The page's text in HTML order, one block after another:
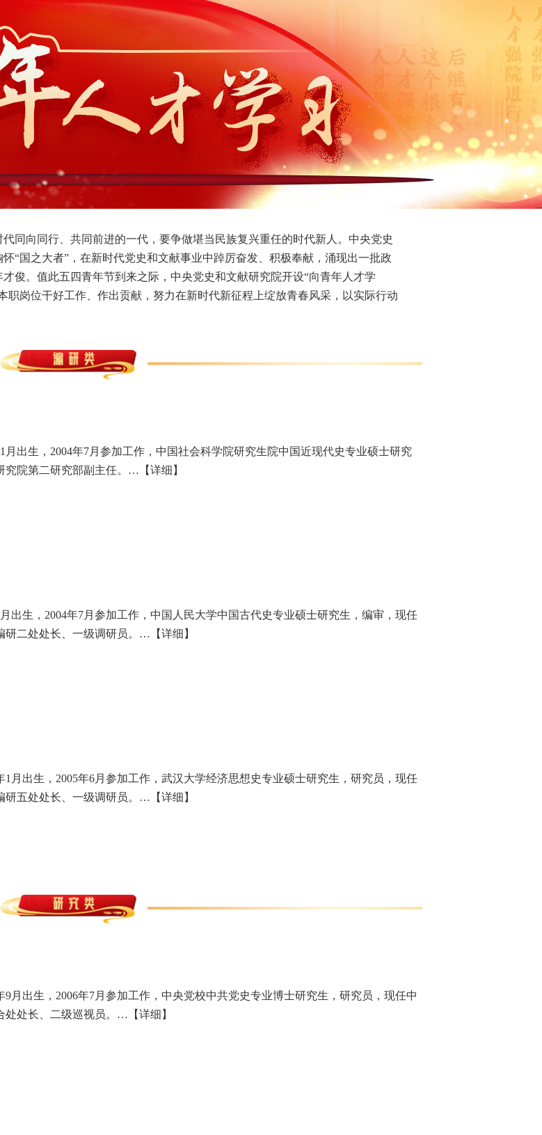
同向同行、共同前进的一代，要争做堪当民族复兴重任的时代新人。中央党史
“国之大者”，在新时代党史和文献事业中踔厉奋发、积极奉献，涌现出一批政
俊。值此五四青年节到来之际，中央党史和文献研究院开设“向青年人才学
职岗位干好工作、作出贡献，努力在新时代新征程上绽放青春风采，以实际行动
月出生，2004年7月参加工作，中国社会科学院研究生院中国近现代史专业硕士研究
究院第二研究部副主任。… 【详细】
出生，2004年7月参加工作，中国人民大学中国古代史专业硕士研究生，编审，现任
研二处处长、一级调研员。… 【详细】
1月出生，2005年6月参加工作，武汉大学经济思想史专业硕士研究生，研究员，现任
研五处处长、一级调研员。… 【详细】
9月出生，2006年7月参加工作，中央党校中共党史专业博士研究生，研究员，现任中
处处长、二级巡视员。… 【详细】